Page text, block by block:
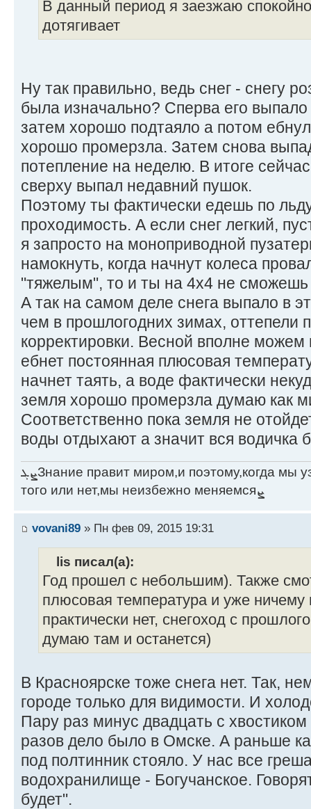
В данный период я заезжаю
дотягивает
Ну так правильно, ведь снег - снегу
была изначально? Сперва его
затем хорошо подтаяло а потом
хорошо промерзла. Затем снова
потепление на неделю. В итоге
сверху выпал недавний пушок.
Поэтому ты фактически едешь по
проходимость. А если снег легкий,
я запросто на моноприводной
намокнуть, когда начнут колеса
"тяжелым", то и ты на 4х4 не сможешь
А так на самом деле снега выпало в
чем в прошлогодних зимах, оттепели
корректировки. Весной вполне можем
ебнет постоянная плюсовая
начнет таять, а воде фактически
земля хорошо промерзла думаю как
Соответственно пока земля не
воды отдыхают а значит вся водичка
ܨܓЗнание правит миром,и поэтому,когда мы узнаём что-то новое,хотим мы
того или нет,мы неизбежно меняемсяܨ
vovani89 » Пн фев 09, 2015 19:31
lis писал(а):
Год прошел с небольшим). Также
плюсовая температура и уже ничему
практически нет, снегоход с
думаю там и останется)
В Красноярске тоже снега нет. Так,
городе только для видимости. И
Пару раз минус двадцать с
разов дело было в Омске. А раньше
под полтинник стояло. У нас все
водохранилище - Богучанское.
будет".